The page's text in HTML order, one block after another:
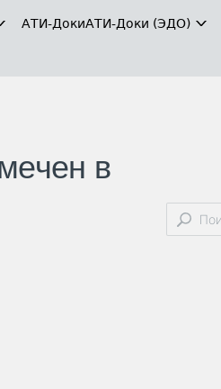
АТИ-ДокиАТИ-Доки (ЭДО)
в